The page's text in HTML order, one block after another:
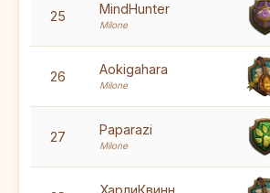
25 MindHunter
Milone
26 Aokigahara
Milone
27 Paparazi
Milone
ХарлиКвинн